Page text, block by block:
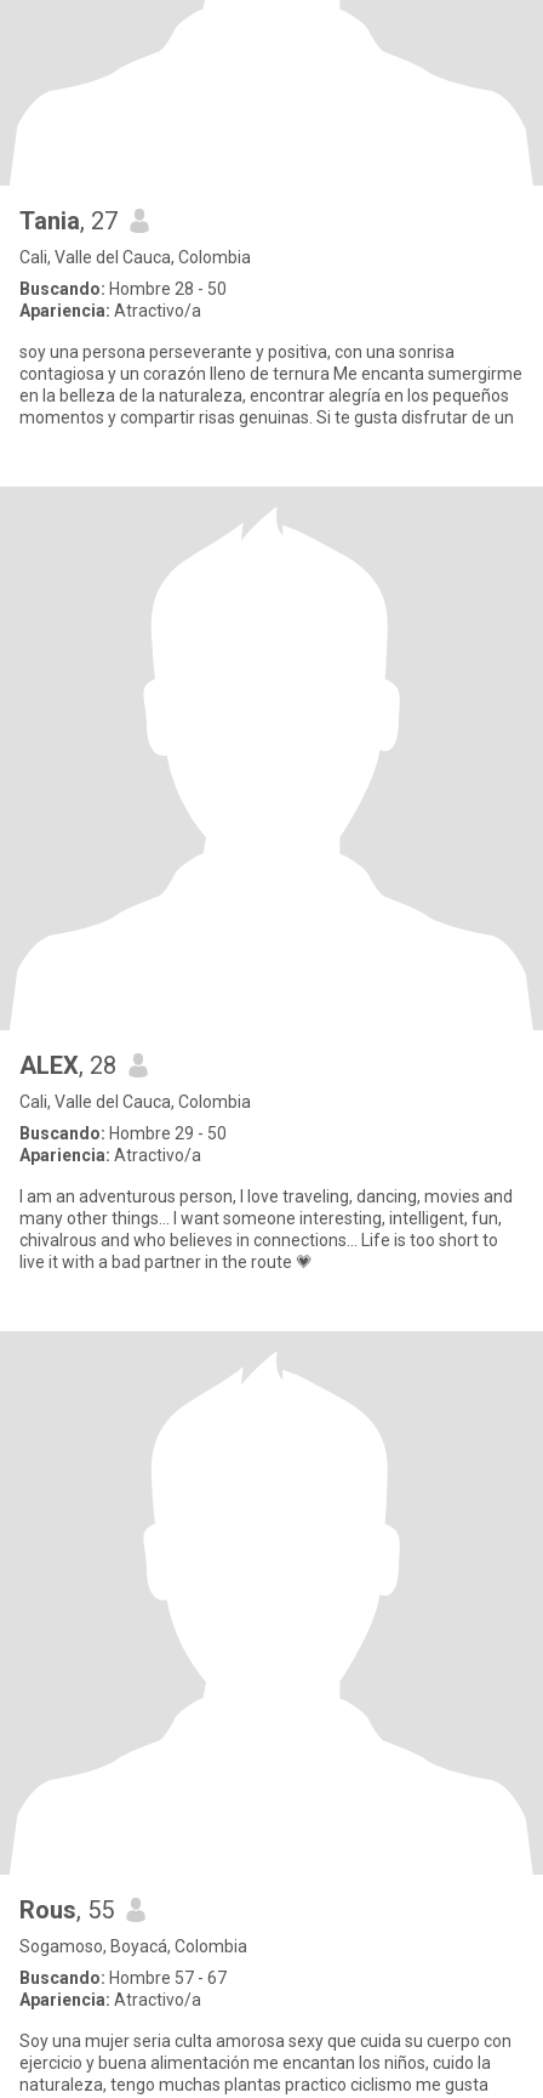
Tania, 27
Cali, Valle del Cauca, Colombia
Buscando: Hombre 28 - 50
Apariencia: Atractivo/a
soy una persona perseverante y positiva, con una sonrisa
contagiosa y un corazón lleno de ternura Me encanta sumergirme
en la belleza de la naturaleza, encontrar alegría en los pequeños
momentos y compartir risas genuinas. Si te gusta disfrutar de un
ALEX, 28
Cali, Valle del Cauca, Colombia
Buscando: Hombre 29 - 50
Apariencia: Atractivo/a
I am an adventurous person, I love traveling, dancing, movies and
many other things... I want someone interesting, intelligent, fun,
chivalrous and who believes in connections... Life is too short to
live it with a bad partner in the route 💗
Rous, 55
Sogamoso, Boyacá, Colombia
Buscando: Hombre 57 - 67
Apariencia: Atractivo/a
Soy una mujer seria culta amorosa sexy que cuida su cuerpo con
ejercicio y buena alimentación me encantan los niños, cuido la
naturaleza, tengo muchas plantas practico ciclismo me gusta